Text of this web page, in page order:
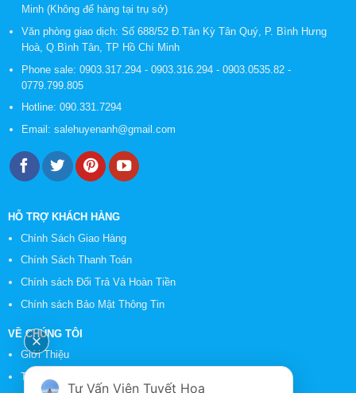
Minh (Không để hàng tại trụ sở)
Văn phòng giao dịch: Số 688/52 Đ.Tân Kỳ Tân Quý, P. Bình Hưng
Hoà, Q.Bình Tân, TP Hồ Chí Minh
Phone sale: 0903.317.294 - 0903.316.294 - 0903.0535.82 -
0779.799.805
Hotline: 090.331.7294
Email: salehuyenanh@gmail.com
HỖ TRỢ KHÁCH HÀNG
Chính Sách Giao Hàng
Chính Sách Thanh Toán
Chính sách Đổi Trả Và Hoàn Tiền
Chính sách Bảo Mật Thông Tin
VỀ CHÚNG TÔI
Giới Thiệu
Tin Tức
Tư Vấn Viên Tuyết Hoa